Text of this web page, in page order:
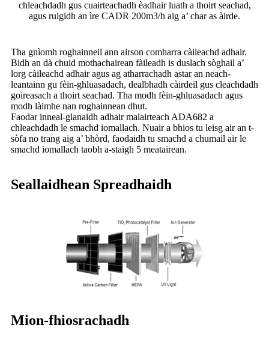
chleachdadh gus cuairteachadh èadhair luath a thoirt seachad,
agus ruigidh an ìre CADR 200m3/h aig a’ char as àirde.
Tha gnìomh roghainneil ann airson comharra càileachd adhair.
Bidh an dà chuid mothachairean fàileadh is duslach sòghail a’
lorg càileachd adhair agus ag atharrachadh astar an neach-
leantainn gu fèin-ghluasadach, dealbhadh càirdeil gus cleachdadh
goireasach a thoirt seachad. Tha modh fèin-ghluasadach agus
modh làimhe nan roghainnean dhut.
Faodar inneal-glanaidh adhair malairteach ADA682 a
chleachdadh le smachd iomallach. Nuair a bhios tu leisg air an t-
sòfa no trang aig a’ bhòrd, faodaidh tu smachd a chumail air le
smachd iomallach taobh a-staigh 5 meatairean.
Seallaidhean Spreadhaidh
Mion-fhiosrachadh